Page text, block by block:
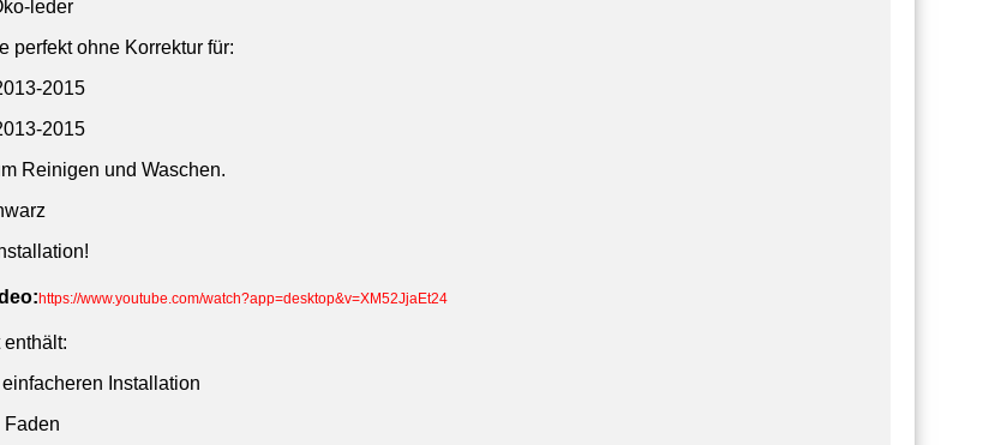
leder
perfekt ohne Korrektur für:
2015
2015
Reinigen und Waschen.
https://www.youtube.com/watch?app=desktop&v=XM52JjaEt24
enthält:
Installation
Faden